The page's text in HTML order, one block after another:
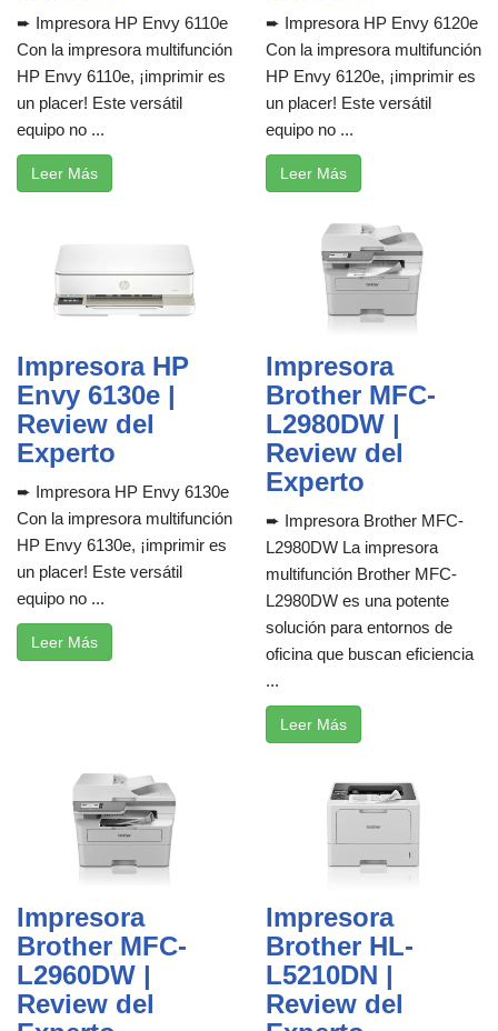
➨ Impresora HP Envy 6110e
Con la impresora multifunción
HP Envy 6110e, ¡imprimir es
un placer! Este versátil
equipo no ...
Leer Más
➨ Impresora HP Envy 6120e
Con la impresora multifunción
HP Envy 6120e, ¡imprimir es
un placer! Este versátil
equipo no ...
Leer Más
Impresora HP
Envy 6130e |
Review del
Experto
➨ Impresora HP Envy 6130e
Con la impresora multifunción
HP Envy 6130e, ¡imprimir es
un placer! Este versátil
equipo no ...
Leer Más
Impresora
Brother MFC-
L2980DW |
Review del
Experto
➨ Impresora Brother MFC-
L2980DW La impresora
multifunción Brother MFC-
L2980DW es una potente
solución para entornos de
oficina que buscan eficiencia
...
Leer Más
Impresora
Brother MFC-
L2960DW |
Review del
Impresora
Brother HL-
L5210DN |
Review del